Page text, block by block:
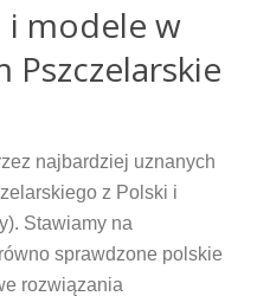
i modele w
najbardziej uznanych
z Polski i
Stawiamy na
sprawdzone polskie
rozwiązania